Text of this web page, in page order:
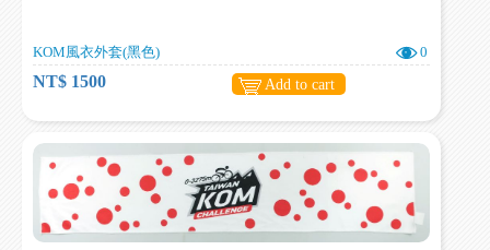
KOM風衣外套(黑色) 0
NT$ 1500 Add to cart